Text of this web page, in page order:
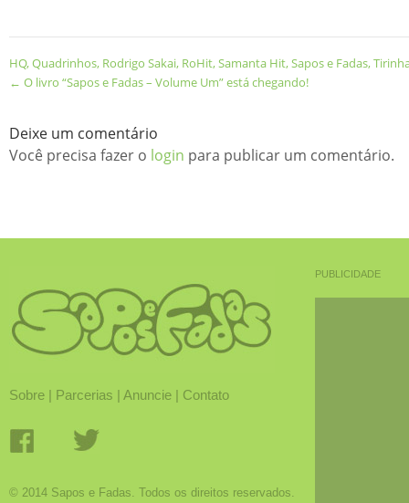
HQ,Quadrinhos, Rodrigo Sakai, RoHit,Samanta Hit,Sapos e Fadas,
← O livro “Sapos e Fadas – Volume Um” está chegando!
Deixe um comentário
Você precisa fazer o login para publicar um comentário.
Sobre | Parcerias | Anuncie | Contato
© 2014 Sapos e Fadas. Todos os direitos reservados.
PUBLICIDADE